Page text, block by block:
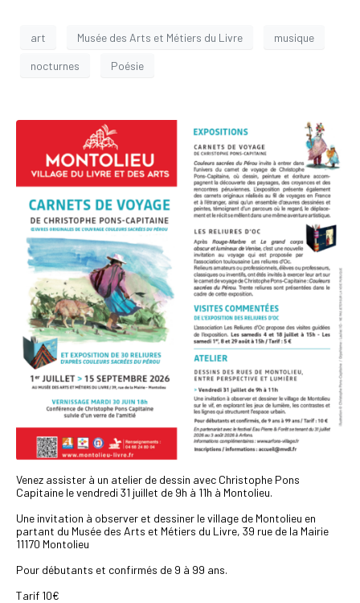
art Musée des Arts et Métiers du Livre musique
nocturnes Poésie
Venez assister à un atelier de dessin avec Christophe Pons
Capitaine le vendredi 31 juillet de 9h à 11h à Montolieu.
Une invitation à observer et dessiner le village de Montolieu en
partant du Musée des Arts et Métiers du Livre, 39 rue de la Mairie
11170 Montolieu
Pour débutants et confirmés de 9 à 99 ans.
Tarif 10€